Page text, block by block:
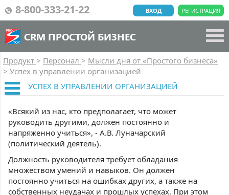
8-800-333-21-22 РЕГИСТРАЦИЯ
ВХОД
CRM ПРОСТОЙ БИЗНЕС
Продукт > Персонал > Мысли дня от «Простого бизнеса»
> Успех в управлении организацией
УСПЕХ В УПРАВЛЕНИИ ОРГАНИЗАЦИЕЙ
«Всякий из нас, кто предполагает, что может
руководить другими, должен постоянно и
напряженно учиться», - А.В. Луначарский
(политический деятель).
Должность руководителя требует обладания
множеством умений и навыков. Он должен
постоянно учиться на ошибках других, а также на
собственных неудачах и прошлых успехах. При этом